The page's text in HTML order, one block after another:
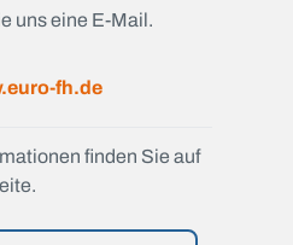
uns eine E-Mail.
fh.de
finden Sie auf